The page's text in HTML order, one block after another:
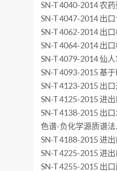
SN-T 4040-2014 农
SN-T 4047-2014 出
SN-T 4062-2014 出
SN-T 4064-2014 出
SN-T 4079-2014 仙
SN-T 4093-2015 基
SN-T 4123-2015 出
SN-T 4125-2015 进
SN-T 4138-2015 出
色谱-负化学源质谱法
SN-T 4188-2015 进
SN-T 4225-2015 进
SN-T 4255-2015 出